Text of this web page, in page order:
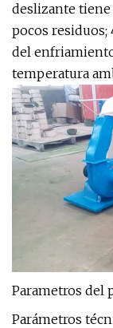
deslizante tiene
pocos residuos;
del enfriamiento
temperatura
Parametros del
Parámetros